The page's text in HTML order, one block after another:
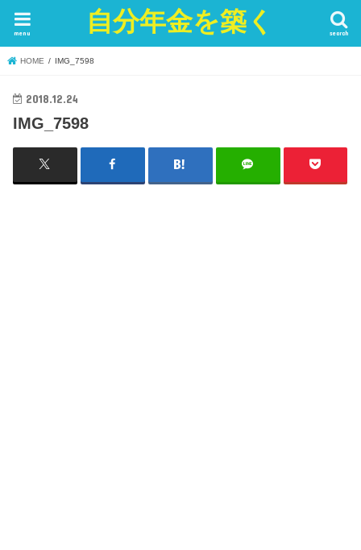
自分年金を築く search
menu
HOME IMG_7598
2018.12.24
IMG_7598